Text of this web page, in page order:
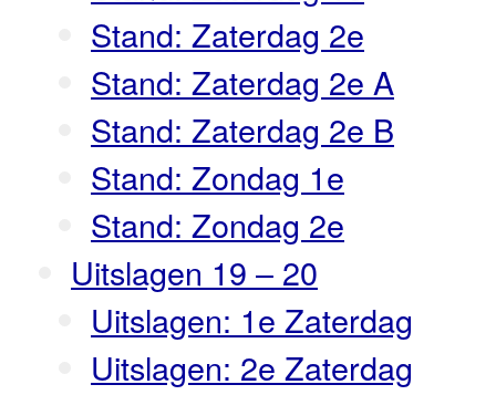
Stand: Zaterdag 2e
Stand: Zaterdag 2e A
Stand: Zaterdag 2e B
Stand: Zondag 1e
Stand: Zondag 2e
Uitslagen 19 – 20
Uitslagen: 1e Zaterdag
Uitslagen: 2e Zaterdag